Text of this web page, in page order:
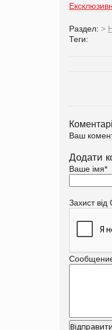
Раздел: >
Теги:
Коментарі
Ваш
Додати
Ваше імя*
Захист